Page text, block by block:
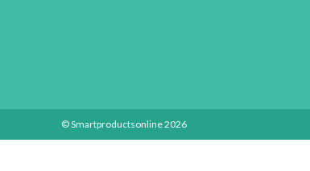
© Smartproductsonline 2026